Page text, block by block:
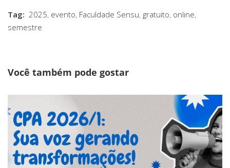
Tag: 2025, evento, Faculdade Sensu, gratuito, online,
semestre
Você também pode gostar